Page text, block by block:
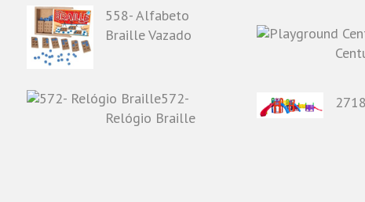
558- Alfabeto
Braille Vazado
572-
Relógio Braille